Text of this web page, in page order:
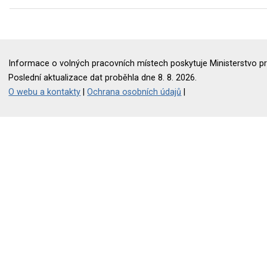
Informace o volných pracovních místech poskytuje Ministerstvo
Poslední aktualizace dat proběhla dne 8. 8. 2026.
O webu a kontakty |Ochrana osobních údajů